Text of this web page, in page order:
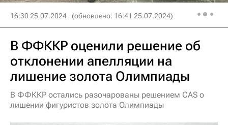
16:30 25.07.2024 (обновлено: 16:41 25.07.2024)
В ФФККР оценили решение об
отклонении апелляции на
лишение золота Олимпиады
В ФФККР остались разочарованы решением CAS о
лишении фигуристов золота Олимпиады